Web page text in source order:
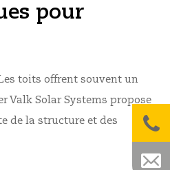
pour
toits offrent souvent un
Valk Solar Systems propose
de la structure et des